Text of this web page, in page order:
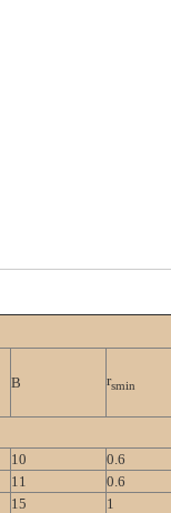
B rsmin
10
0.6
11
0.6
15
1